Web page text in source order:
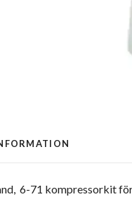
6-71 kompressorkit